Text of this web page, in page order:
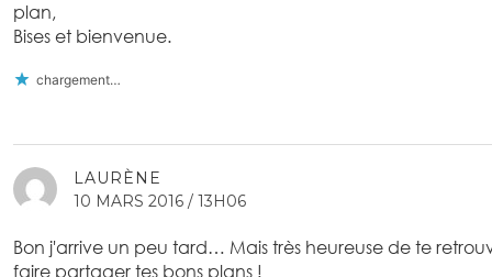
plan,
Bises et bienvenue.
chargement…
LAURÈNE
10 MARS 2016 / 13H06
Bon j'arrive un peu tard… Mais très heureuse de te
faire partager tes bons plans !